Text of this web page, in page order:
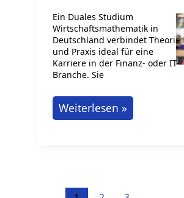
Ein Duales Studium
Wirtschaftsmathematik in
Deutschland verbindet Theorie
und Praxis ideal für eine
Karriere in der Finanz- oder IT-
Branche. Sie
Duales
Weiterlesen »